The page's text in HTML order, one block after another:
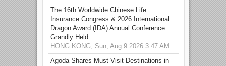
The 16th Worldwide Chinese Life
Insurance Congress & 2026 International
Dragon Award (IDA) Annual Conference
Grandly Held
HONG KONG, Sun, Aug 9 2026 3:47 AM
Agoda Shares Must-Visit Destinations in